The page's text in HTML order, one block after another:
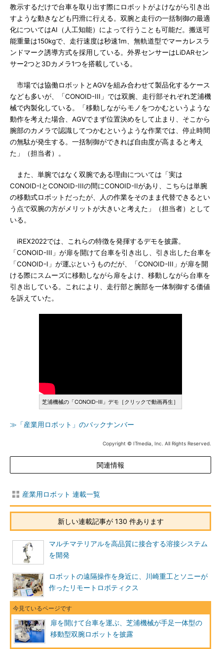
教示するだけで台車を取り出す際にロボットがよけながら引き出
すような動きなども円滑に行える。双腕と走行の一括制御の最適
化についてはAI（人工知能）によって行うことも可能だ。搬送可
能重量は150kgで、走行速度は秒速1m、無軌道型でマーカレスラ
ンドマーク誘導方式を採用している。外界センサーはLiDARセン
サー2つと3Dカメラ1つを搭載している。
市場では協働ロボットとAGVを組み合わせて製品化するケース
なども多いが、「CONOID-III」では双腕、走行部それぞれ芝浦機
械で内製化している。「移動しながらモノをつかむというような
動作を考えた場合、AGVでまず位置決めをして止まり、そこから
腕部のカメラで認識してつかむというような作業では、停止時間
の無駄が発生する。一括制御ができれば自由度が高まると考え
た」（担当者）。
また、単腕ではなく双腕である理由については「実は
CONOID-IとCONOID-IIIの間にCONOID-IIがあり、こちらは単腕
の移動式ロボットだったが、人の作業をそのまま代替できるとい
う点で双腕の方がメリットが大きいと考えた」（担当者）として
いる。
iREX2022では、これらの特徴を発揮するデモを披露。
「CONOID-III」が扉を開けて台車を引き出し、引き出した台車を
「CONOID-I」が運ぶというものだが、「CONOID-III」が扉を開
ける際にスムーズに移動しながら扉をよけ、移動しながら台車を
引き出している。これにより、走行部と腕部を一体制御する価値
を訴えていた。
芝浦機械の「CONOID-III」デモ［クリックで動画再生］
≫「産業用ロボット」のバックナンバー
Copyright © ITmedia, Inc. All Rights Reserved.
関連情報
産業用ロボット 連載一覧
新しい連載記事が 130 件あります
マルチマテリアルを高品質に接合する溶接システム
を開発
ロボットの遠隔操作を身近に、川崎重工とソニーが
作ったリモートロボティクス
扉を開けて台車を運ぶ、芝浦機械が手足一体型の
移動型双腕ロボットを披露